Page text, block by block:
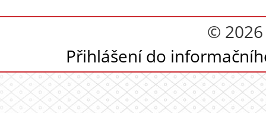
© 2026
Přihlášení do